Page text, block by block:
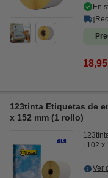
En
123tinta Etiquetas de
x 152 mm (1 rollo)
102 x
Ver